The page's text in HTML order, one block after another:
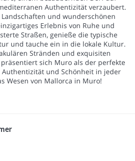
Authentizität verzaubert.
und wunderschönen
Erlebnis von Ruhe und
Straßen, genieße die typische
und tauche ein in die lokale Kultur.
Stränden und exquisiten
sich Muro als der perfekte
und Schönheit in jeder
Wesen von Mallorca in Muro!